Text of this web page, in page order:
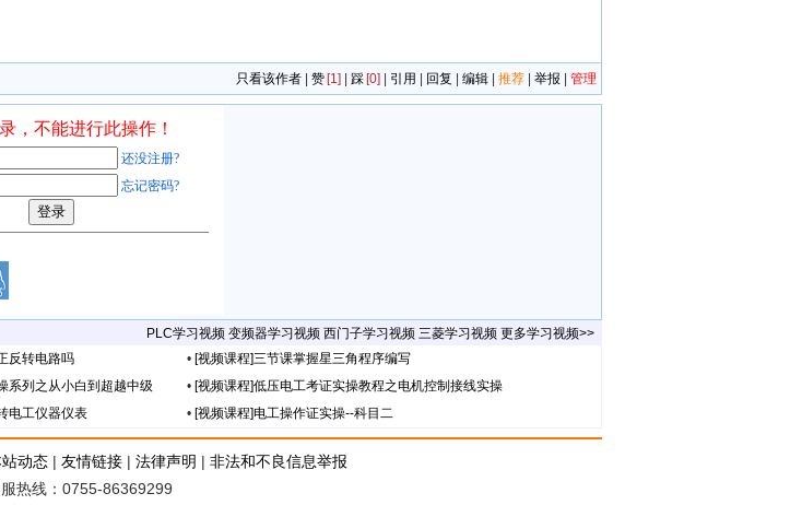
只看该作者 赞 [1] 踩 [0] 引用 回复 编辑 推荐 举报 管理
PLC学习视频 变频器学习视频 西门子学习视频 三菱学习视频 更多学习视频>>
反转电路吗 • [视频课程]三节课掌握星三角程序编写
系列之从小白到超越中级 • [视频课程]低压电工考证实操教程之电机控制接线实操
电工仪器仪表 • [视频课程]电工操作证实操--科目二
动态 | 友情链接 | 法律声明 | 非法和不良信息举报
热线：0755-86369299